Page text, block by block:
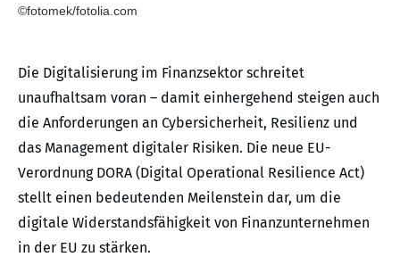
©fotomek/fotolia.com
Die Digitalisierung im Finanzsektor schreitet
unaufhaltsam voran – damit einhergehend steigen auch
die Anforderungen an Cybersicherheit, Resilienz und
das Management digitaler Risiken. Die neue EU-
Verordnung DORA (Digital Operational Resilience Act)
stellt einen bedeutenden Meilenstein dar, um die
digitale Widerstandsfähigkeit von Finanzunternehmen
in der EU zu stärken.